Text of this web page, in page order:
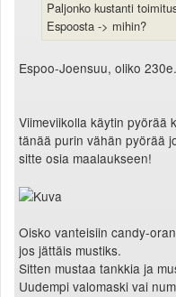
Paljonko kustanti
Espoosta -> mihin?
Espoo-Joensuu, oliko 230e.
Viimeviikolla käytin pyörää
tänää purin vähän pyörää
sitte osia maalaukseen!
Oisko vanteisiin candy-
jos jättäis mustiks.
Sitten mustaa tankkia ja
Uudempi valomaski vai